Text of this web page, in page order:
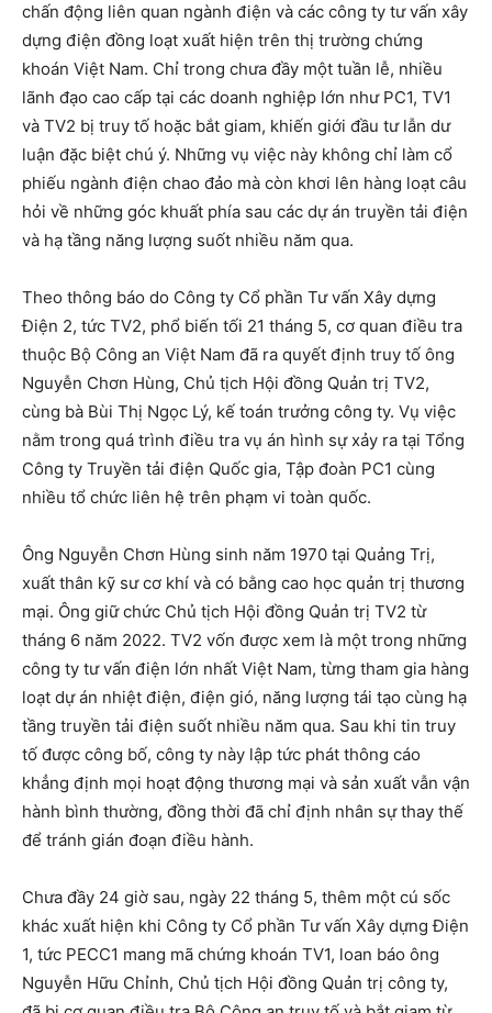
chấn động liên quan ngành điện và các công ty tư vấn xây
dựng điện đồng loạt xuất hiện trên thị trường chứng
khoán Việt Nam. Chỉ trong chưa đầy một tuần lễ, nhiều
lãnh đạo cao cấp tại các doanh nghiệp lớn như PC1, TV1
và TV2 bị truy tố hoặc bắt giam, khiến giới đầu tư lẫn dư
luận đặc biệt chú ý. Những vụ việc này không chỉ làm cổ
phiếu ngành điện chao đảo mà còn khơi lên hàng loạt câu
hỏi về những góc khuất phía sau các dự án truyền tải điện
và hạ tầng năng lượng suốt nhiều năm qua.
Theo thông báo do Công ty Cổ phần Tư vấn Xây dựng
Điện 2, tức TV2, phổ biến tối 21 tháng 5, cơ quan điều tra
thuộc Bộ Công an Việt Nam đã ra quyết định truy tố ông
Nguyễn Chơn Hùng, Chủ tịch Hội đồng Quản trị TV2,
cùng bà Bùi Thị Ngọc Lý, kế toán trưởng công ty. Vụ việc
nằm trong quá trình điều tra vụ án hình sự xảy ra tại Tổng
Công ty Truyền tải điện Quốc gia, Tập đoàn PC1 cùng
nhiều tổ chức liên hệ trên phạm vi toàn quốc.
Ông Nguyễn Chơn Hùng sinh năm 1970 tại Quảng Trị,
xuất thân kỹ sư cơ khí và có bằng cao học quản trị thương
mại. Ông giữ chức Chủ tịch Hội đồng Quản trị TV2 từ
tháng 6 năm 2022. TV2 vốn được xem là một trong những
công ty tư vấn điện lớn nhất Việt Nam, từng tham gia hàng
loạt dự án nhiệt điện, điện gió, năng lượng tái tạo cùng hạ
tầng truyền tải điện suốt nhiều năm qua. Sau khi tin truy
tố được công bố, công ty này lập tức phát thông cáo
khẳng định mọi hoạt động thương mại và sản xuất vẫn vận
hành bình thường, đồng thời đã chỉ định nhân sự thay thế
để tránh gián đoạn điều hành.
Chưa đầy 24 giờ sau, ngày 22 tháng 5, thêm một cú sốc
khác xuất hiện khi Công ty Cổ phần Tư vấn Xây dựng Điện
1, tức PECC1 mang mã chứng khoán TV1, loan báo ông
Nguyễn Hữu Chỉnh, Chủ tịch Hội đồng Quản trị công ty,